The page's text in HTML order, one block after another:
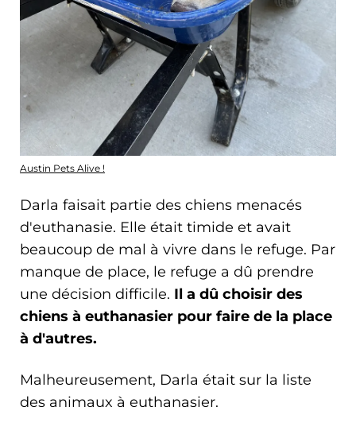
Austin Pets Alive !
Darla faisait partie des chiens menacés
d'euthanasie. Elle était timide et avait
beaucoup de mal à vivre dans le refuge. Par
manque de place, le refuge a dû prendre
une décision difficile. Il a dû choisir des
chiens à euthanasier pour faire de la place
à d'autres.
Malheureusement, Darla était sur la liste
des animaux à euthanasier.